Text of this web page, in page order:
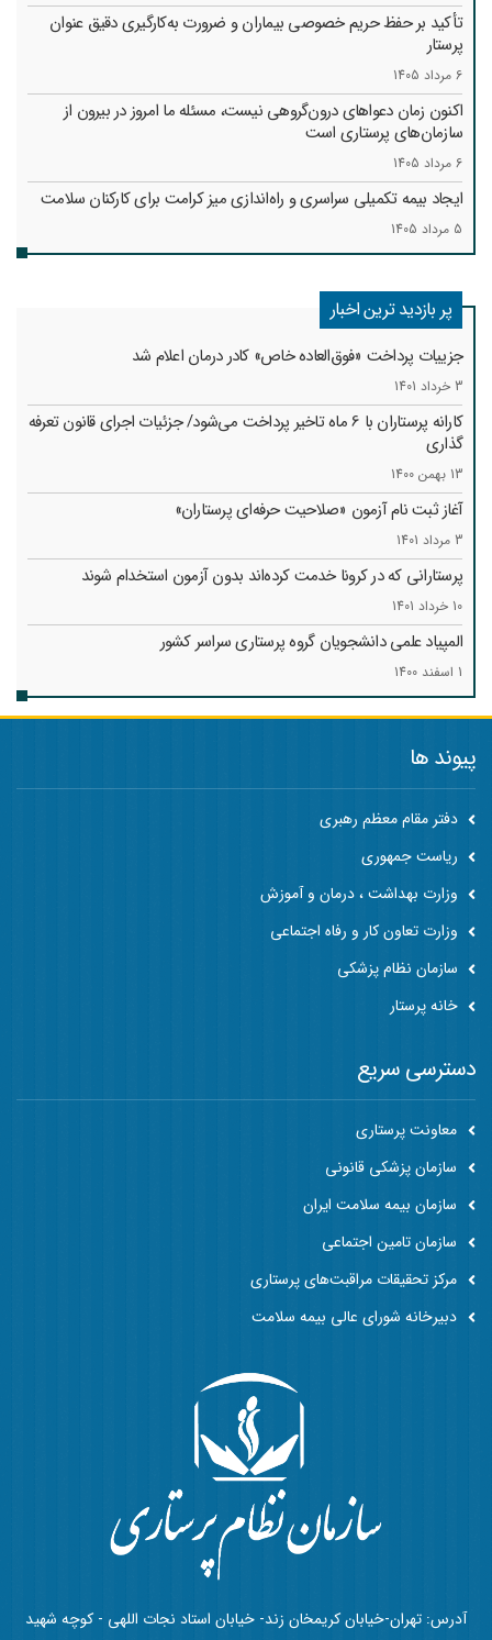
تأکید بر حفظ حریم خصوصی بیماران و ضرورت به‌کارگیری دقیق عنوان
پرستار
6 مرداد 1405
اکنون زمان دعواهای درون‌گروهی نیست، مسئله ما امروز در بیرون از
سازمان‌های پرستاری است
6 مرداد 1405
ایجاد بیمه تکمیلی سراسری و راه‌اندازی میز کرامت برای کارکنان سلامت
5 مرداد 1405
پر بازدید ترین اخبار
جزییات پرداخت «فوق‌العاده خاص» کادر درمان اعلام شد
3 خرداد 1401
کارانه‌ پرستاران با 6 ماه تاخیر پرداخت می‌شود/ جزئیات اجرای قانون تعرفه
گذاری
13 بهمن 1400
آغاز ثبت نام آزمون «صلاحیت حرفه‌ای پرستاران»
3 مرداد 1401
پرستارانی که در کرونا خدمت کرد‌ه‌اند بدون آزمون استخدام شوند
10 خرداد 1401
المپیاد علمی دانشجویان گروه پرستاری سراسر کشور
1 اسفند 1400
پیوند ها
دفتر مقام معظم رهبری
ریاست جمهوری
وزارت بهداشت ، درمان و آموزش
وزارت تعاون کار و رفاه اجتماعی
سازمان نظام پزشکی
خانه پرستار
آدرس: تهران-خیابان کریمخان زند- خیابان استاد نجات اللهی - کوچه شهید
دسترسی سریع
معاونت پرستاری
سازمان پزشکی قانونی
سازمان بیمه سلامت ایران
سازمان تامین اجتماعی
مرکز تحقیقات مراقبت‌های پرستاری
دبیرخانه شورای عالی بیمه سلامت